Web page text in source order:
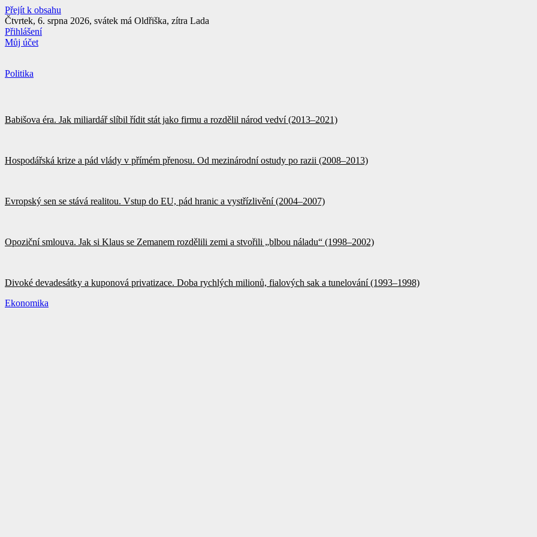
Přejít k obsahu
Čtvrtek, 6. srpna 2026, svátek má Oldřiška, zítra Lada
Přihlášení
Můj účet
Politika
Babišova éra. Jak miliardář slíbil řídit stát jako firmu a rozdělil národ vedví (2013–2021)
Hospodářská krize a pád vlády v přímém přenosu. Od mezinárodní ostudy po razii (2008–2013)
Evropský sen se stává realitou. Vstup do EU, pád hranic a vystřízlivění (2004–2007)
Opoziční smlouva. Jak si Klaus se Zemanem rozdělili zemi a stvořili „blbou náladu“ (1998–2002)
Divoké devadesátky a kuponová privatizace. Doba rychlých milionů, fialových sak a tunelování (1993–1998)
Ekonomika